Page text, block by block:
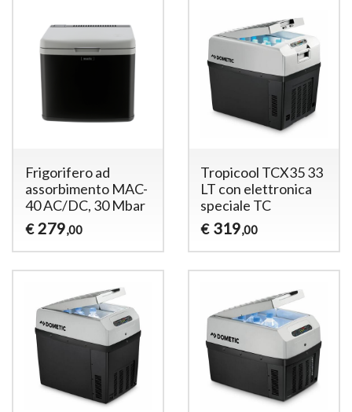
Frigorifero ad
assorbimento MAC-
40 AC/DC, 30 Mbar
€ 279,00
Tropicool TCX35 33
LT con elettronica
speciale TC
€ 319,00